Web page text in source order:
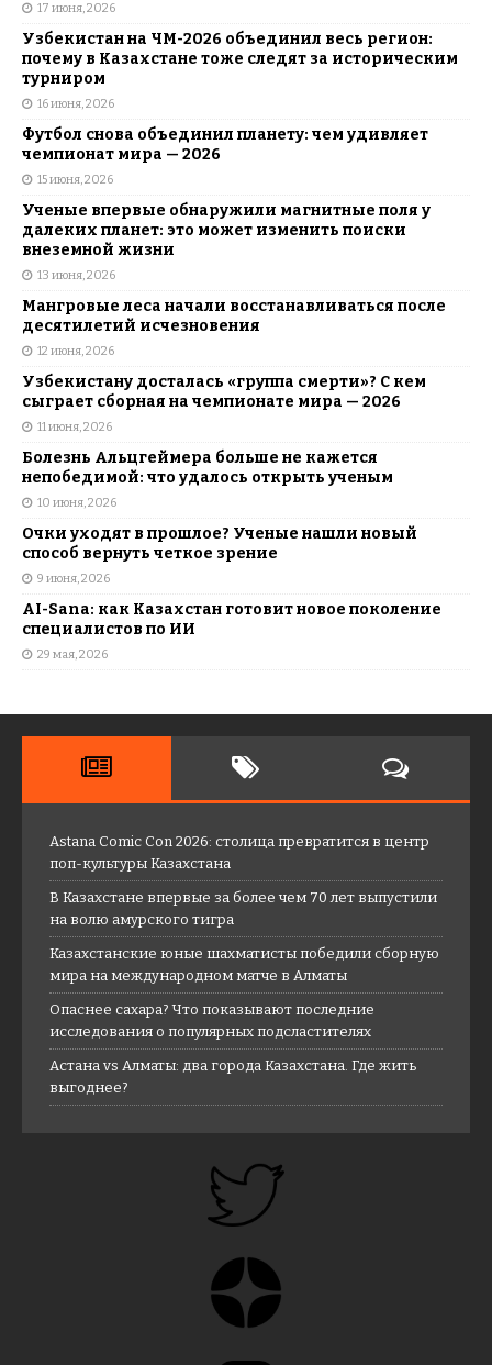
17 июня, 2026
Узбекистан на ЧМ-2026 объединил весь регион:
почему в Казахстане тоже следят за историческим
турниром
16 июня, 2026
Футбол снова объединил планету: чем удивляет
чемпионат мира — 2026
15 июня, 2026
Ученые впервые обнаружили магнитные поля у
далеких планет: это может изменить поиски
внеземной жизни
13 июня, 2026
Мангровые леса начали восстанавливаться после
десятилетий исчезновения
12 июня, 2026
Узбекистану досталась «группа смерти»? С кем
сыграет сборная на чемпионате мира — 2026
11 июня, 2026
Болезнь Альцгеймера больше не кажется
непобедимой: что удалось открыть ученым
10 июня, 2026
Очки уходят в прошлое? Ученые нашли новый
способ вернуть четкое зрение
9 июня, 2026
AI-Sana: как Казахстан готовит новое поколение
специалистов по ИИ
29 мая, 2026
Astana Comic Con 2026: столица превратится в центр
поп-культуры Казахстана
В Казахстане впервые за более чем 70 лет выпустили
на волю амурского тигра
Казахстанские юные шахматисты победили сборную
мира на международном матче в Алматы
Опаснее сахара? Что показывают последние
исследования о популярных подсластителях
Астана vs Алматы: два города Казахстана. Где жить
выгоднее?